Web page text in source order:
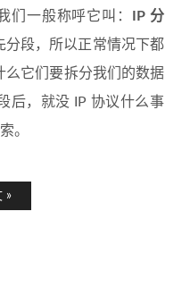
们一般称呼它叫： IP 分
分段，所以正常情况下都
么它们要拆分我们的数据
后，就没 IP 协议什么事
。
»